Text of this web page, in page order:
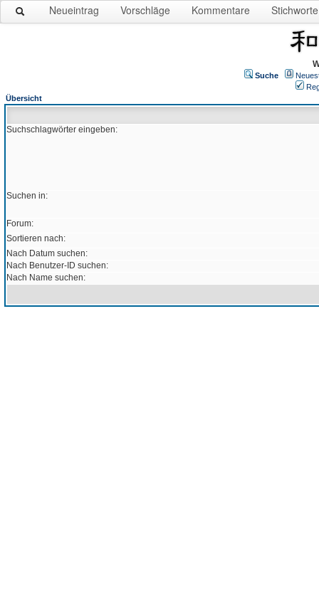
Neueintrag Vorschläge Kommentare Stichworte
Suche
Übersicht
Suchschlagwörter eingeben:
Suchen in:
Forum:
Sortieren nach:
Nach Datum suchen:
Nach Benutzer-ID suchen:
Nach Name suchen: